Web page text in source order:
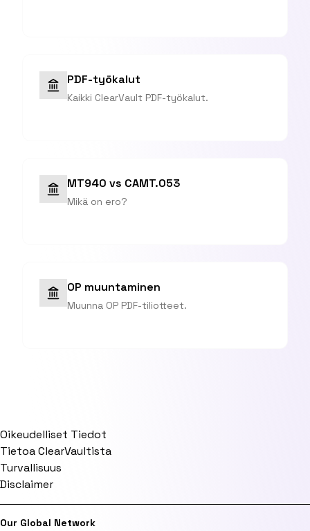
PDF-työkalut
Kaikki ClearVault PDF-työkalut.
MT940 vs CAMT.053
Mikä on ero?
OP muuntaminen
Muunna OP PDF-tiliotteet.
Oikeudelliset Tiedot
Tietoa ClearVaultista
Turvallisuus
Disclaimer
Our Global Network